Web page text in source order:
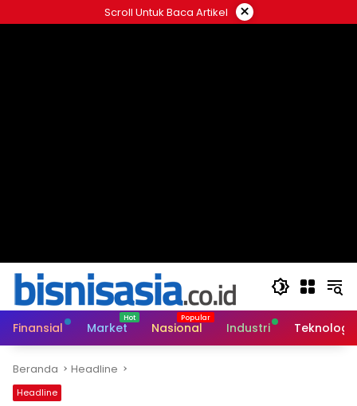
ke
Scroll Untuk Baca Artikel ×
Finansial Market Nasional Industri Teknologi
Beranda Headline
Headline